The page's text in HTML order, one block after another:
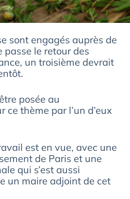
sont engagés auprès de
passe le retour des
un troisième devrait
posée au
ce thème par l’un d’eux
est en vue, avec une
de Paris et une
qui s’est aussi
un maire adjoint de cet